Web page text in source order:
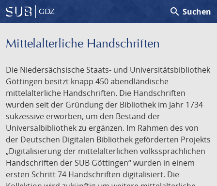
GDZ search Suchen
Mittelalterliche Handschriften
Die Niedersächsische Staats- und Universitätsbibliothek
Göttingen besitzt knapp 450 abendländische
mittelalterliche Handschriften. Die Handschriften
wurden seit der Gründung der Bibliothek im Jahr 1734
sukzessive erworben, um den Bestand der
Universalbibliothek zu ergänzen. Im Rahmen des von
der Deutschen Digitalen Bibliothek geförderten Projekts
„Digitalisierung der mittelalterlichen volkssprachlichen
Handschriften der SUB Göttingen“ wurden in einem
ersten Schritt 74 Handschriften digitalisiert. Die